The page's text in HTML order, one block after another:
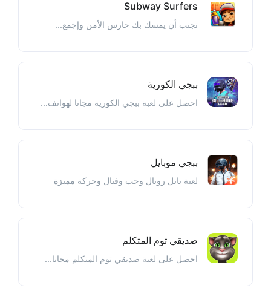
Subway Surfers
تجنب أن يمسك بك حارس الأمن وإجمع...
ببجي الكورية
احصل على لعبة ببجي الكورية مجانا لهواتف...
ببجي موبايل
لعبة باتل رويال وحب وقتال وحركة مميزة
صديقي توم المتكلم
احصل على لعبة صديقي توم المتكلم مجانا...